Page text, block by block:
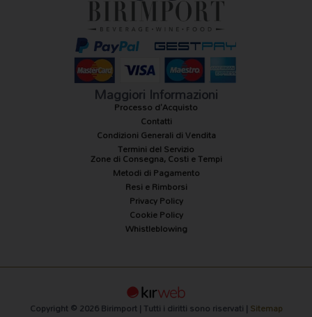
t
g
r
a
eb
o
o
k
-f
Maggiori Informazioni
Processo d'Acquisto
Contatti
Condizioni Generali di Vendita
Termini del Servizio
Zone di Consegna, Costi e Tempi
Metodi di Pagamento
Resi e Rimborsi
Privacy Policy
Cookie Policy
Whistleblowing
Copyright © 2026 Birimport | Tutti i diritti sono riservati | Sitemap